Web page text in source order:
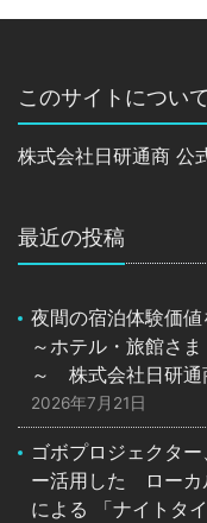
このサイトについて
株式会社日研通商 公
最近の投稿
夜間の宿泊体験価
～ホテル・旅館さ
～ 株式会社日研通
2026年7月21日
ゴボプロジェクタ
ー活用した ローカ
による 「ナイト